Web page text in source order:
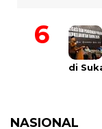
di
NASIONAL